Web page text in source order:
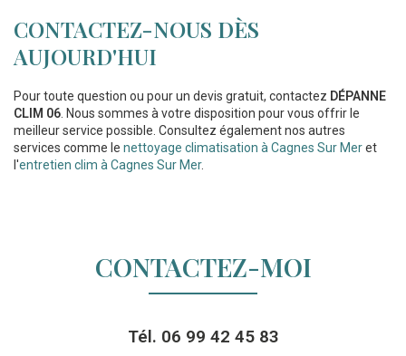
CONTACTEZ-NOUS DÈS
AUJOURD'HUI
Pour toute question ou pour un devis gratuit, contactez DÉPANNE
CLIM 06 . Nous sommes à votre disposition pour vous offrir le
meilleur service possible. Consultez également nos autres
services comme le nettoyage climatisation à Cagnes Sur Meret
l'entretien clim à Cagnes Sur Mer.
CONTACTEZ-MOI
Tél. 06 99 42 45 83